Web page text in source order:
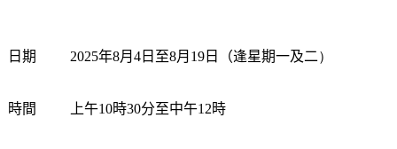
日期 2025年8月 4 日至8月 19 日（逢星期一及二）
時間 上午10時30分至中午12時